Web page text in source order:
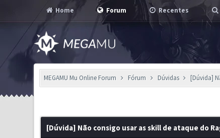
Home Forum Recentes
MEGAMU Mu Online Forum Fórum Dúvidas [Dúvida]
[Dúvida] Não consigo usar as skill de ataque do